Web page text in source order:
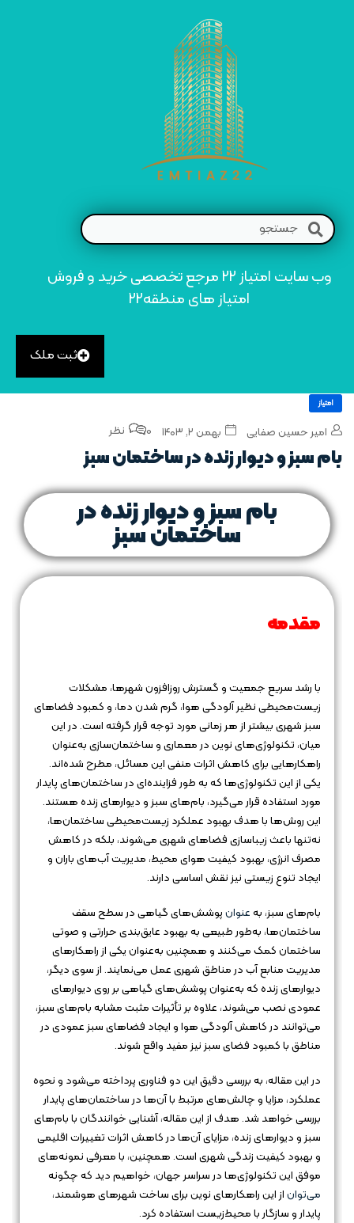
وب سایت امتیاز 22 مرجع تخصصی خرید و فروش
امتیاز های منطقه22
ثبت ملک
امتیاز
امیر حسین صفایی بهمن ۲, ۱۴۰۳ 0 نظر
بام‌ سبز و دیوار زنده در ساختمان‌ سبز
بام‌ سبز و دیوار زنده در
ساختمان‌ سبز
مقدمه
با رشد سریع جمعیت و گسترش روزافزون شهرها، مشکلات
زیست‌محیطی نظیر آلودگی هوا، گرم شدن دما، و کمبود فضاهای
سبز شهری بیشتر از هر زمانی مورد توجه قرار گرفته است. در این
میان، تکنولوژی‌های نوین در معماری و ساختمان‌سازی به‌عنوان
راهکارهایی برای کاهش اثرات منفی این مسائل، مطرح شده‌اند.
یکی از این تکنولوژی‌ها که به طور فزاینده‌ای در ساختمان‌های پایدار
مورد استفاده قرار می‌گیرد، بام‌های سبز و دیوارهای زنده هستند.
این روش‌ها با هدف بهبود عملکرد زیست‌محیطی ساختمان‌ها،
نه‌تنها باعث زیباسازی فضاهای شهری می‌شوند، بلکه در کاهش
مصرف انرژی، بهبود کیفیت هوای محیط، مدیریت آب‌های باران و
ایجاد تنوع زیستی نیز نقش اساسی دارند.
بام‌های سبز، بهعنوانپوشش‌های گیاهی در سطح سقف
ساختمان‌ها، به‌طور طبیعی به بهبود عایق‌بندی حرارتی و صوتی
ساختمان کمک می‌کنند و همچنین به‌عنوان یکی از راهکارهای
مدیریت منابع آب در مناطق شهری عمل می‌نمایند. از سوی دیگر،
دیوارهای زنده که به‌عنوان پوشش‌های گیاهی بر روی دیوارهای
عمودی نصب می‌شوند، علاوه بر تأثیرات مثبت مشابه بام‌های سبز،
می‌توانند در کاهش آلودگی هوا و ایجاد فضاهای سبز عمودی در
مناطق با کمبود فضای سبز نیز مفید واقع شوند.
در این مقاله، به بررسی دقیق این دو فناوری پرداخته می‌شود و نحوه
عملکرد، مزایا و چالش‌های مرتبط با آن‌ها در ساختمان‌های پایدار
بررسی خواهد شد. هدف از این مقاله، آشنایی خوانندگان با بام‌های
سبز و دیوارهای زنده، مزایای آن‌ها در کاهش اثرات تغییرات اقلیمی
و بهبود کیفیت زندگی شهری است. همچنین، با معرفی نمونه‌های
موفق این تکنولوژی‌ها در سراسر جهان، خواهیم دید که چگونه
می‌تواناز این راهکارهای نوین برای ساخت شهرهای هوشمند،
پایدار و سازگار با محیط‌زیست استفاده کرد.